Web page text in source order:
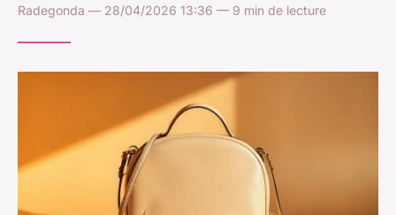
Radegonda — 28/04/2026 13:36 — 9 min de lecture